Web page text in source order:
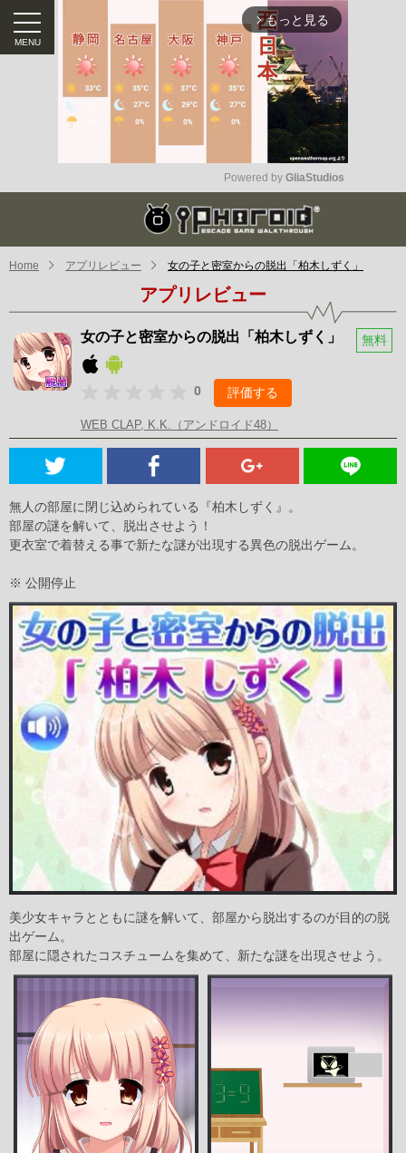
arrow_forward_ios もっと見る
Mute
Powered by GliaStudios
Home アプリレビュー 女の子と密室からの脱出「柏木しずく」
アプリレビュー
女の子と密室からの脱出「柏木しずく」 無料
0 評価する
WEB CLAP, K.K.（アンドロイド48）
無人の部屋に閉じ込められている『柏木しずく』。
部屋の謎を解いて、脱出させよう！
更衣室で着替える事で新たな謎が出現する異色の脱出ゲーム。
※ 公開停止
美少女キャラとともに謎を解いて、部屋から脱出するのが目的の脱
出ゲーム。
部屋に隠されたコスチュームを集めて、新たな謎を出現させよう。